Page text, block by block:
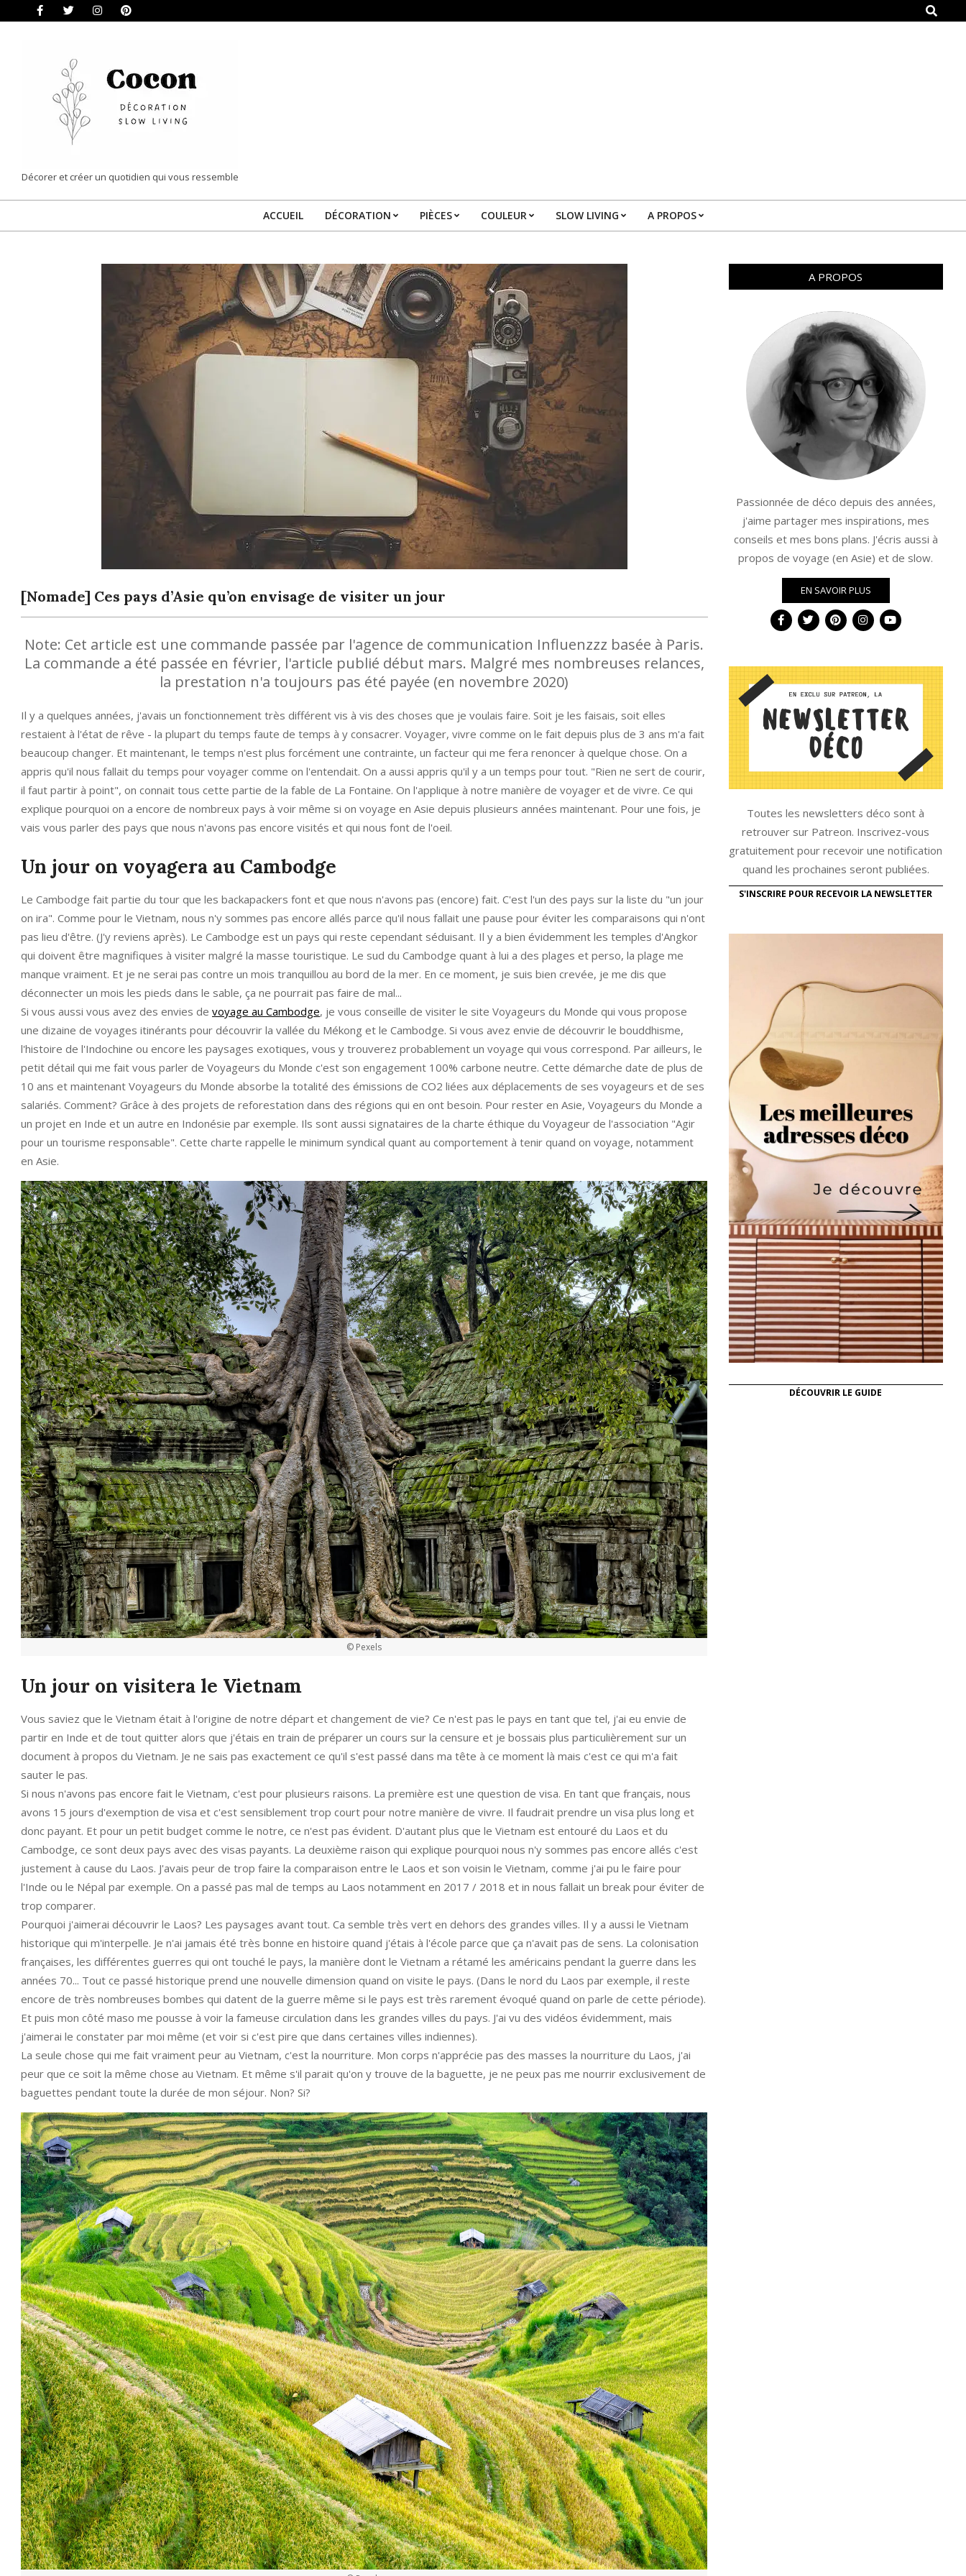
Search
COCON
|
DÉCORATION
Décorer et créer un quotidien qui vous ressemble
Primary
Menu
ACCUEIL DÉCORATION PIÈCES COULEUR SLOW LIVING A PROPOS
[Nomade] Ces pays d’Asie qu’on envisage de visiter un jour
Note: Cet article est une commande passée par l'agence de communication Influenzzz basée à Paris.
La commande a été passée en février, l'article publié début mars. Malgré mes nombreuses relances,
la prestation n'a toujours pas été payée (en novembre 2020)
Il y a quelques années, j'avais un fonctionnement très différent vis à vis des choses que je voulais faire. Soit je les faisais, soit elles
restaient à l'état de rêve - la plupart du temps faute de temps à y consacrer. Voyager, vivre comme on le fait depuis plus de 3 ans m'a fait
beaucoup changer. Et maintenant, le temps n'est plus forcément une contrainte, un facteur qui me fera renoncer à quelque chose. On a
appris qu'il nous fallait du temps pour voyager comme on l'entendait. On a aussi appris qu'il y a un temps pour tout. "Rien ne sert de courir,
il faut partir à point", on connait tous cette partie de la fable de La Fontaine. On l'applique à notre manière de voyager et de vivre. Ce qui
explique pourquoi on a encore de nombreux pays à voir même si on voyage en Asie depuis plusieurs années maintenant. Pour une fois, je
vais vous parler des pays que nous n'avons pas encore visités et qui nous font de l'oeil.
Un jour on voyagera au Cambodge
Le Cambodge fait partie du tour que les backapackers font et que nous n'avons pas (encore) fait. C'est l'un des pays sur la liste du "un jour
on ira". Comme pour le Vietnam, nous n'y sommes pas encore allés parce qu'il nous fallait une pause pour éviter les comparaisons qui n'ont
pas lieu d'être. (J'y reviens après). Le Cambodge est un pays qui reste cependant séduisant. Il y a bien évidemment les temples d'Angkor
qui doivent être magnifiques à visiter malgré la masse touristique. Le sud du Cambodge quant à lui a des plages et perso, la plage me
manque vraiment. Et je ne serai pas contre un mois tranquillou au bord de la mer. En ce moment, je suis bien crevée, je me dis que
déconnecter un mois les pieds dans le sable, ça ne pourrait pas faire de mal...
Si vous aussi vous avez des envies de voyage au Cambodge, je vous conseille de visiter le site Voyageurs du Monde qui vous propose
une dizaine de voyages itinérants pour découvrir la vallée du Mékong et le Cambodge. Si vous avez envie de découvrir le bouddhisme,
l'histoire de l'Indochine ou encore les paysages exotiques, vous y trouverez probablement un voyage qui vous correspond. Par ailleurs, le
petit détail qui me fait vous parler de Voyageurs du Monde c'est son engagement 100% carbone neutre. Cette démarche date de plus de
10 ans et maintenant Voyageurs du Monde absorbe la totalité des émissions de CO2 liées aux déplacements de ses voyageurs et de ses
salariés. Comment? Grâce à des projets de reforestation dans des régions qui en ont besoin. Pour rester en Asie, Voyageurs du Monde a
un projet en Inde et un autre en Indonésie par exemple. Ils sont aussi signataires de la charte éthique du Voyageur de l'association "Agir
pour un tourisme responsable". Cette charte rappelle le minimum syndical quant au comportement à tenir quand on voyage, notamment
en Asie.
© Pexels
Un jour on visitera le Vietnam
Vous saviez que le Vietnam était à l'origine de notre départ et changement de vie? Ce n'est pas le pays en tant que tel, j'ai eu envie de
partir en Inde et de tout quitter alors que j'étais en train de préparer un cours sur la censure et je bossais plus particulièrement sur un
document à propos du Vietnam. Je ne sais pas exactement ce qu'il s'est passé dans ma tête à ce moment là mais c'est ce qui m'a fait
sauter le pas.
Si nous n'avons pas encore fait le Vietnam, c'est pour plusieurs raisons. La première est une question de visa. En tant que français, nous
avons 15 jours d'exemption de visa et c'est sensiblement trop court pour notre manière de vivre. Il faudrait prendre un visa plus long et
donc payant. Et pour un petit budget comme le notre, ce n'est pas évident. D'autant plus que le Vietnam est entouré du Laos et du
Cambodge, ce sont deux pays avec des visas payants. La deuxième raison qui explique pourquoi nous n'y sommes pas encore allés c'est
justement à cause du Laos. J'avais peur de trop faire la comparaison entre le Laos et son voisin le Vietnam, comme j'ai pu le faire pour
l'Inde ou le Népal par exemple. On a passé pas mal de temps au Laos notamment en 2017 / 2018 et in nous fallait un break pour éviter de
trop comparer.
Pourquoi j'aimerai découvrir le Laos? Les paysages avant tout. Ca semble très vert en dehors des grandes villes. Il y a aussi le Vietnam
historique qui m'interpelle. Je n'ai jamais été très bonne en histoire quand j'étais à l'école parce que ça n'avait pas de sens. La colonisation
françaises, les différentes guerres qui ont touché le pays, la manière dont le Vietnam a rétamé les américains pendant la guerre dans les
années 70... Tout ce passé historique prend une nouvelle dimension quand on visite le pays. (Dans le nord du Laos par exemple, il reste
encore de très nombreuses bombes qui datent de la guerre même si le pays est très rarement évoqué quand on parle de cette période).
Et puis mon côté maso me pousse à voir la fameuse circulation dans les grandes villes du pays. J'ai vu des vidéos évidemment, mais
j'aimerai le constater par moi même (et voir si c'est pire que dans certaines villes indiennes).
La seule chose qui me fait vraiment peur au Vietnam, c'est la nourriture. Mon corps n'apprécie pas des masses la nourriture du Laos, j'ai
peur que ce soit la même chose au Vietnam. Et même s'il parait qu'on y trouve de la baguette, je ne peux pas me nourrir exclusivement de
baguettes pendant toute la durée de mon séjour. Non? Si?
A PROPOS
Passionnée de déco depuis des années,
j'aime partager mes inspirations, mes
conseils et mes bons plans. J'écris aussi à
propos de voyage (en Asie) et de slow.
EN SAVOIR PLUS
Toutes les newsletters déco sont à
retrouver sur Patreon. Inscrivez-vous
gratuitement pour recevoir une notification
quand les prochaines seront publiées.
S'INSCRIRE POUR RECEVOIR LA NEWSLETTER
DÉCOUVRIR LE GUIDE